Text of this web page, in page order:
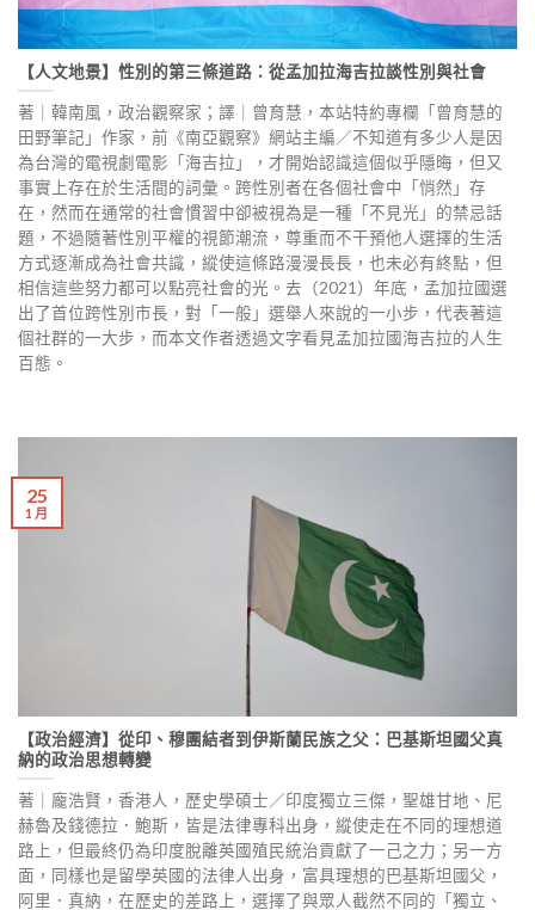
【人文地景】性別的第三條道路：從孟加拉海吉拉談性別與社會
著｜韓南風，政治觀察家；譯｜曾育慧，本站特約專欄「曾育慧的
田野筆記」作家，前《南亞觀察》網站主編／不知道有多少人是因
為台灣的電視劇電影「海吉拉」，才開始認識這個似乎隱晦，但又
事實上存在於生活間的詞彙。跨性別者在各個社會中「悄然」存
在，然而在通常的社會慣習中卻被視為是一種「不見光」的禁忌話
題，不過隨著性別平權的視節潮流，尊重而不干預他人選擇的生活
方式逐漸成為社會共識，縱使這條路漫漫長長，也未必有終點，但
相信這些努力都可以點亮社會的光。去（2021）年底，孟加拉國選
出了首位跨性別市長，對「一般」選舉人來說的一小步，代表著這
個社群的一大步，而本文作者透過文字看見孟加拉國海吉拉的人生
百態。
【政治經濟】從印、穆團結者到伊斯蘭民族之父：巴基斯坦國父真
納的政治思想轉變
著｜龐浩賢，香港人，歷史學碩士／印度獨立三傑，聖雄甘地、尼
赫魯及錢德拉．鮑斯，皆是法律專科出身，縱使走在不同的理想道
路上，但最終仍為印度脫離英國殖民統治貢獻了一己之力；另一方
面，同樣也是留學英國的法律人出身，富具理想的巴基斯坦國父，
阿里．真納，在歷史的差路上，選擇了與眾人截然不同的「獨立、
25
1 月